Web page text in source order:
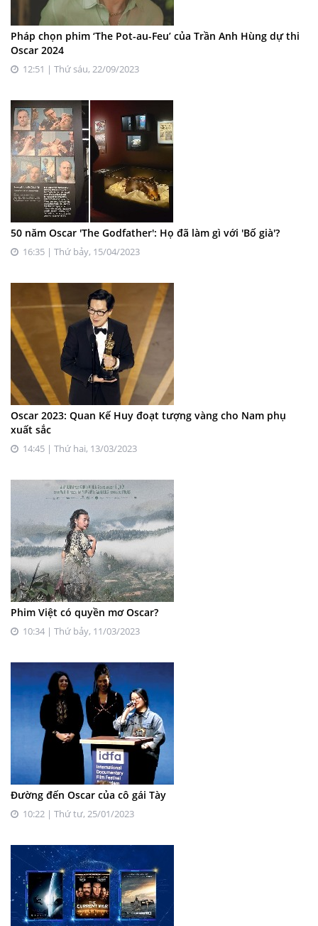
Pháp chọn phim ‘The Pot-au-Feu’ của Trần Anh Hùng dự thi
Oscar 2024
12:51 | Thứ sáu, 22/09/2023
50 năm Oscar 'The Godfather': Họ đã làm gì với 'Bố già'?
16:35 | Thứ bảy, 15/04/2023
Oscar 2023: Quan Kế Huy đoạt tượng vàng cho Nam phụ
xuất sắc
14:45 | Thứ hai, 13/03/2023
Phim Việt có quyền mơ Oscar?
10:34 | Thứ bảy, 11/03/2023
Đường đến Oscar của cô gái Tày
10:22 | Thứ tư, 25/01/2023